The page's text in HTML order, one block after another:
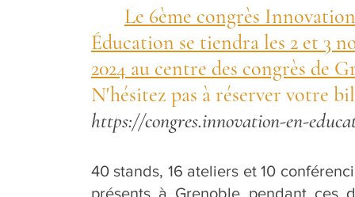
Le 6ème congrès
Éducation se tiendra les 2 et 3
2024 au centre des congrès de
N'hésitez pas à réserver votre
https://congres.innovation-en-
40 stands, 16 ateliers et 10
présents à Grenoble pendant ces